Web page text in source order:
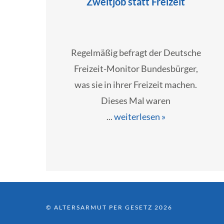
Regelmäßig befragt der Deutsche
Freizeit-Monitor Bundesbürger,
was sie in ihrer Freizeit machen.
Dieses Mal waren
...weiterlesen »
© ALTERSARMUT PER GESETZ 2026